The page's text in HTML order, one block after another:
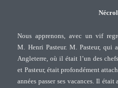
Nous apprenons, avec un vif
M. Henri Pasteur. M. Pasteur, qui
Angleterre, où il était l’un des
et Pasteur, était profondément
années passer ses vacances. Il